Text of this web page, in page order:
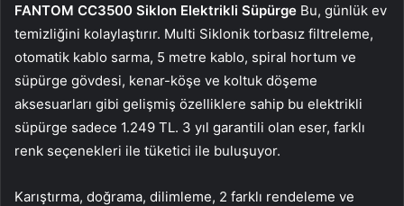
FANTOM CC3500 Siklon Elektrikli Süpürge Bu, günlük ev
temizliğini kolaylaştırır. Multi Siklonik torbasız filtreleme,
otomatik kablo sarma, 5 metre kablo, spiral hortum ve
süpürge gövdesi, kenar-köşe ve koltuk döşeme
aksesuarları gibi gelişmiş özelliklere sahip bu elektrikli
süpürge sadece 1.249 TL. 3 yıl garantili olan eser, farklı
renk seçenekleri ile tüketici ile buluşuyor.
Karıştırma, doğrama, dilimleme, 2 farklı rendeleme ve